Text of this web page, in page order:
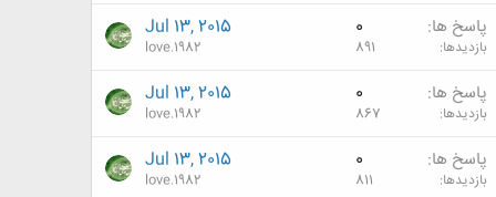
پاسخ ها 0
بازدیدها 891
Jul 13, 2015
love.1982
پاسخ ها 0
بازدیدها 867
Jul 13, 2015
love.1982
پاسخ ها 0
بازدیدها 811
Jul 13, 2015
love.1982